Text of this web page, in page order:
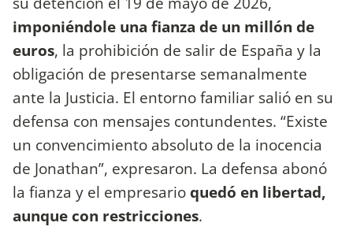
imponiéndole una fianza de un millón de
euros, la prohibición de salir de España y la
obligación de presentarse semanalmente
ante la Justicia. El entorno familiar salió en su
defensa con mensajes contundentes. “Existe
un convencimiento absoluto de la inocencia
de Jonathan”, expresaron. La defensa abonó
la fianza y el empresarioquedó en libertad,
aunque con restricciones.